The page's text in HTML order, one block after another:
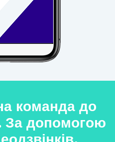
команда до
За допомогою